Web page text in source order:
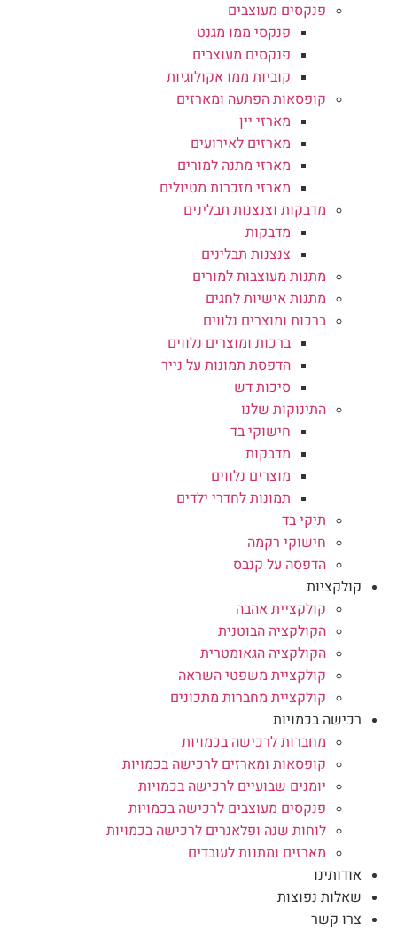
פנקסים מעוצבים
פנקסי ממו מגנט
פנקסים מעוצבים
קוביות ממו אקולוגיות
קופסאות הפתעה ומארזים
מארזי יין
מארזים לאירועים
מארזי מתנה למורים
מארזי מזכרות מטיולים
מדבקות וצנצנות תבלינים
מדבקות
צנצנות תבלינים
מתנות מעוצבות למורים
מתנות אישיות לחגים
ברכות ומוצרים נלווים
ברכות ומוצרים נלווים
הדפסת תמונות על נייר
סיכות דש
התינוקות שלנו
חישוקי בד
מדבקות
מוצרים נלווים
תמונות לחדרי ילדים
תיקי בד
חישוקי רקמה
הדפסה על קנבס
קולקציות
קולקציית אהבה
הקולקציה הבוטנית
הקולקציה הגאומטרית
קולקציית משפטי השראה
קולקציית מחברות מתכונים
רכישה בכמויות
מחברות לרכישה בכמויות
קופסאות ומארזים לרכישה בכמויות
יומנים שבועיים לרכישה בכמויות
פנקסים מעוצבים לרכישה בכמויות
לוחות שנה ופלאנרים לרכישה בכמויות
מארזים ומתנות לעובדים
אודותינו
שאלות נפוצות
צרו קשר